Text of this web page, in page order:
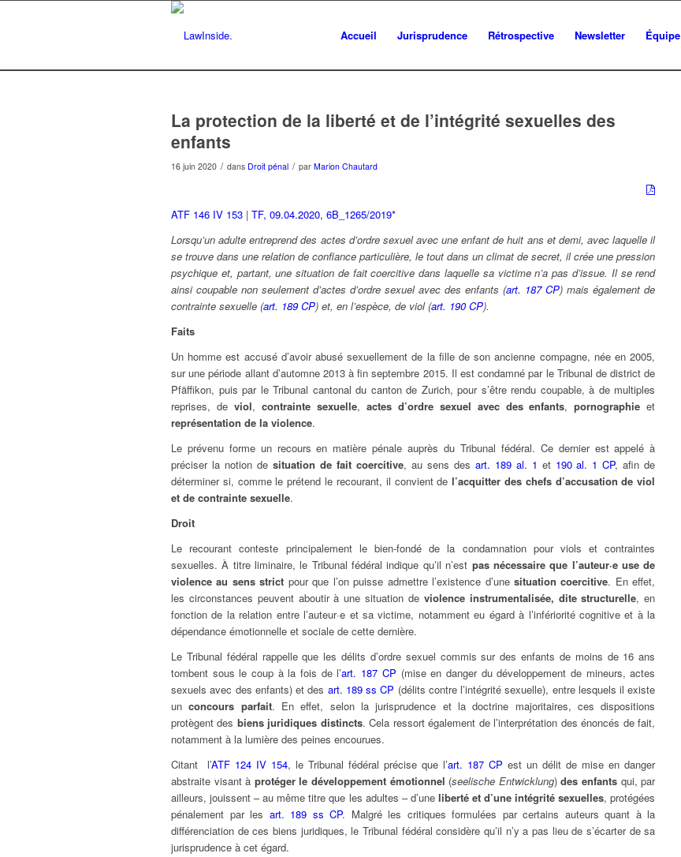
Accueil Jurisprudence Rétrospective Newsletter Équipe
La protection de la liberté et de l’intégrité sexuelles des
enfants
16 juin 2020 / dans Droit pénal / par Marion Chautard
ATF 146 IV 153 | TF, 09.04.2020, 6B_1265/2019*
Lorsqu’un adulte entreprend des actes d’ordre sexuel avec une enfant de huit ans et demi, avec laquelle il
se trouve dans une relation de confiance particulière, le tout dans un climat de secret, il crée une pression
psychique et, partant, une situation de fait coercitive dans laquelle sa victime n’a pas d’issue. Il se rend
ainsi coupable non seulement d’actes d’ordre sexuel avec des enfants (art. 187 CP) mais également de
contrainte sexuelle (art. 189 CP) et, en l’espèce, de viol (art. 190 CP).
Faits
Un homme est accusé d’avoir abusé sexuellement de la fille de son ancienne compagne, née en 2005,
sur une période allant d’automne 2013 à fin septembre 2015. Il est condamné par le Tribunal de district de
Pfäffikon, puis par le Tribunal cantonal du canton de Zurich, pour s’être rendu coupable, à de multiples
reprises, de viol, contrainte sexuelle, actes d’ordre sexuel avec des enfants,pornographie et
représentation de la violence.
Le prévenu forme un recours en matière pénale auprès du Tribunal fédéral. Ce dernier est appelé à
préciser la notion de situation de fait coercitive, au sens des art. 189 al. 1 et 190 al. 1 CP, afin de
déterminer si, comme le prétend le recourant, il convient del’acquitter des chefs d’accusation de viol
et de contrainte sexuelle.
Droit
Le recourant conteste principalement le bien-fondé de la condamnation pour viols et contraintes
sexuelles. À titre liminaire, le Tribunal fédéral indique qu’il n’est pas nécessaire que l’auteur·e use de
violence au sens strict pour que l’on puisse admettre l’existence d’une situation coercitive. En effet,
les circonstances peuvent aboutir à une situation de violence instrumentalisée, dite structurelle, en
fonction de la relation entre l’auteur·e et sa victime, notamment eu égard à l’infériorité cognitive et à la
dépendance émotionnelle et sociale de cette dernière.
Le Tribunal fédéral rappelle que les délits d’ordre sexuel commis sur des enfants de moins de 16 ans
tombent sous le coup à la fois de l’art. 187 CP (mise en danger du développement de mineurs, actes
sexuels avec des enfants) et des art. 189 ss CP (délits contre l’intégrité sexuelle), entre lesquels il existe
unconcours parfait. En effet, selon la jurisprudence et la doctrine majoritaires, ces dispositions
protègent des biens juridiques distincts. Cela ressort également de l’interprétation des énoncés de fait,
notamment à la lumière des peines encourues.
Citant l’ATF 124 IV 154, le Tribunal fédéral précise que l’art. 187 CP est un délit de mise en danger
abstraite visant à protéger le développement émotionnel (seelische Entwicklung)des enfants qui, par
ailleurs, jouissent – au même titre que les adultes – d’une liberté et d’une intégrité sexuelles, protégées
pénalement par les art. 189 ss CP. Malgré les critiques formulées par certains auteurs quant à la
différenciation de ces biens juridiques, le Tribunal fédéral considère qu’il n’y a pas lieu de s’écarter de sa
jurisprudence à cet égard.